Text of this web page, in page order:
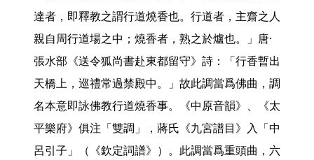
達者，即釋教之謂行道燒香也。行道者，主齋之人
親自周行道場之中；燒香者，熟之於爐也。」唐·
張水部《送令狐尚書赴東都留守》詩：「行香暫出
天橋上，巡禮常過禁殿中。」故此調當爲佛曲，調
名本意即詠佛教行道燒香事。《中原音韻》、《太
平樂府》俱注「雙調」，蔣氏《九宮譜目》入「中
呂引子」（《欽定詞譜》）。此調當爲重頭曲，六